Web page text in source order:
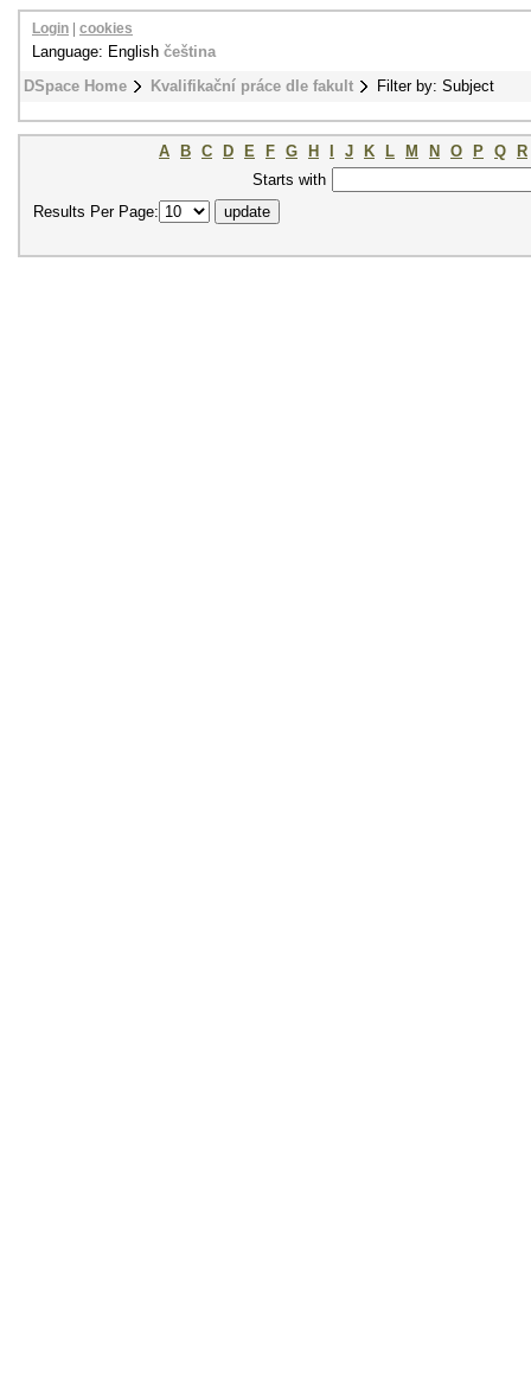
DSpace Home Kvalifikační práce dle fakult Filter by: Subject
Login cookies
Language: English čeština
A B C D E F G H J K L M N O P Q
R
Starts with
Results Per Page: